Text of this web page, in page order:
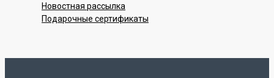
Новостная рассылка
Подарочные сертификаты